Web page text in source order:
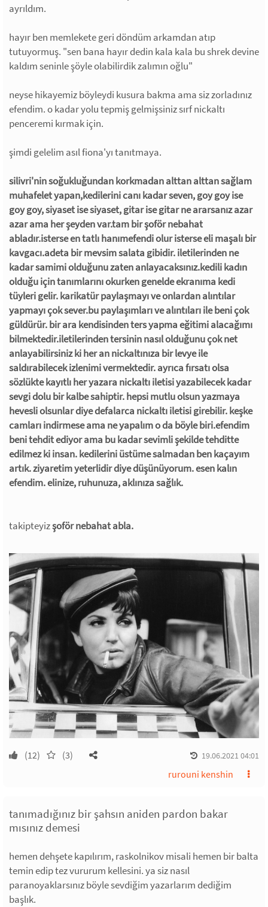
ayrıldım.
hayır ben memlekete geri döndüm arkamdan atıp
tutuyormuş. "sen bana hayır dedin kala kala bu shrek devine
kaldım seninle şöyle olabilirdik zalımın oğlu"
neyse hikayemiz böyleydi kusura bakma ama siz zorladınız
efendim. o kadar yolu tepmiş gelmişsiniz sırf nickaltı
penceremi kırmak için.
şimdi gelelim asıl fiona'yı tanıtmaya.
silivri'nin soğukluğundan korkmadan alttan alttan sağlam
muhafelet yapan,kedilerini canı kadar seven, goy goy ise
goy goy, siyaset ise siyaset, gitar ise gitar ne ararsanız azar
azar ama her şeyden var.tam bir şoför nebahat
abladır.isterse en tatlı hanımefendi olur isterse eli maşalı bir
kavgacı.adeta bir mevsim salata gibidir. iletilerinden ne
kadar samimi olduğunu zaten anlayacaksınız.kedili kadın
olduğu için tanımlarını okurken genelde ekranıma kedi
tüyleri gelir. karikatür paylaşmayı ve onlardan alıntılar
yapmayı çok sever.bu paylaşımları ve alıntıları ile beni çok
güldürür. bir ara kendisinden ters yapma eğitimi alacağımı
bilmektedir.iletilerinden tersinin nasıl olduğunu çok net
anlayabilirsiniz ki her an nickaltınıza bir levye ile
saldırabilecek izlenimi vermektedir. ayrıca fırsatı olsa
sözlükte kayıtlı her yazara nickaltı iletisi yazabilecek kadar
sevgi dolu bir kalbe sahiptir. hepsi mutlu olsun yazmaya
hevesli olsunlar diye defalarca nickaltı iletisi girebilir. keşke
camları indirmese ama ne yapalım o da böyle biri.efendim
beni tehdit ediyor ama bu kadar sevimli şekilde tehditte
edilmez ki insan. kedilerini üstüme salmadan ben kaçayım
artık. ziyaretim yeterlidir diye düşünüyorum. esen kalın
efendim. elinize, ruhunuza, aklınıza sağlık.
takipteyizşoför nebahat abla.
(12) (3) 19.06.2021 04:01
rurouni kenshin
tanımadığınız bir şahsın aniden pardon bakar
mısınız demesi
hemen dehşete kapılırım, raskolnikov misali hemen bir balta
temin edip tez vururum kellesini. ya siz nasıl
paranoyaklarsınız böyle sevdiğim yazarlarım dediğim
başlık.